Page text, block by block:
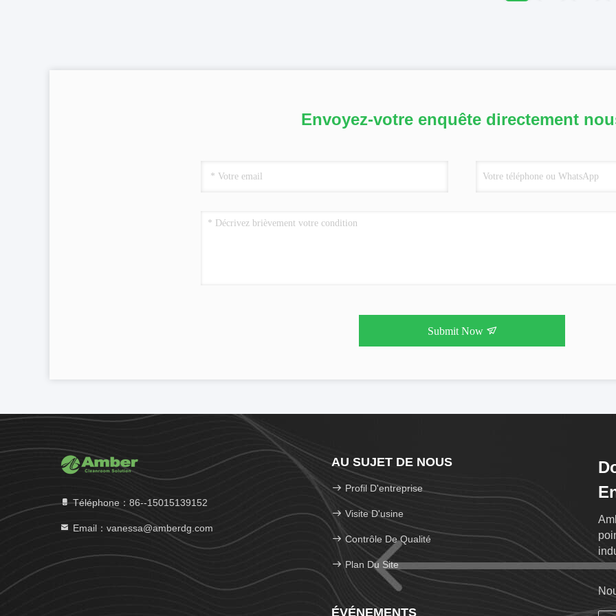
Envoyez-votre enquête directement
Submit Now
Téléphone：86--15015139152
Email：vanessa@amberdg.com
AU SUJET DE NOUS
Profil D'entreprise
Visite D'usine
Contrôle De Qualité
Plan Du Site
ÉVÉNEMENTS